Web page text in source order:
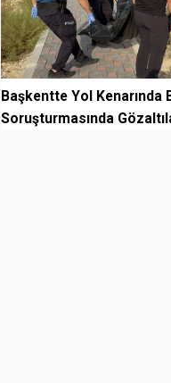
Başkentte Yol Kenarında
Soruşturmasında